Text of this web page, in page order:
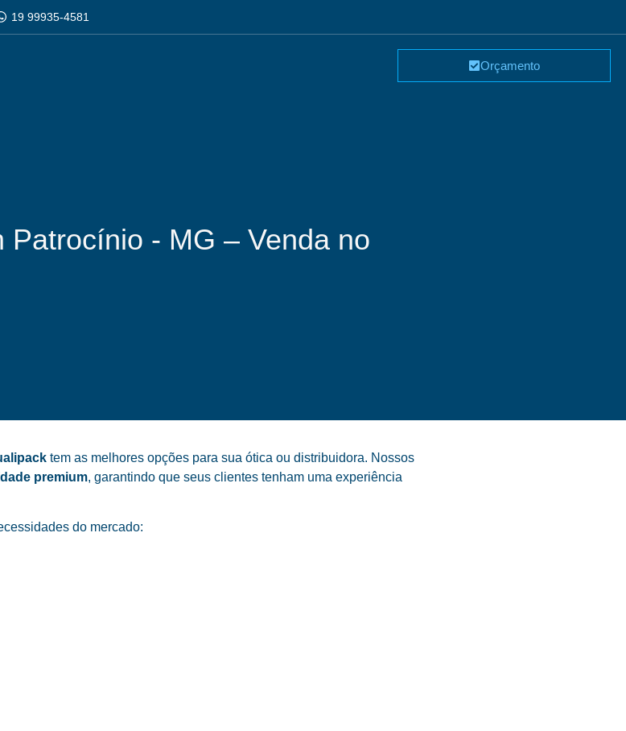
19 99935-4581
Orçamento
- MG – Venda no
tem as melhores opções para sua ótica ou distribuidora. Nossos
premium, garantindo que seus clientes tenham uma experiência
do mercado: